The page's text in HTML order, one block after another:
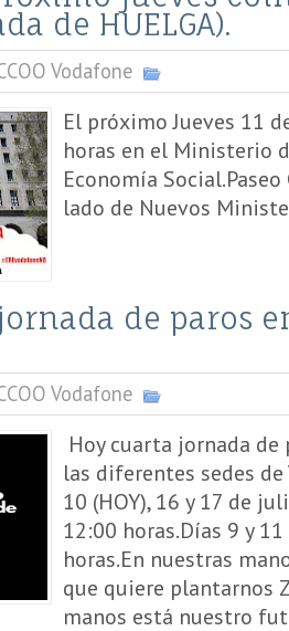
de HUELGA).
Vodafone
El próximo Jueves 11
horas en el Ministerio
Economía
lado de Nuevos
de paros
Vodafone
Hoy cuarta jornada de
las diferentes sedes de
10 (HOY), 16 y 17 de
12:00 horas.Días 9 y
horas.En nuestras
que quiere plantarnos
manos está nuestro